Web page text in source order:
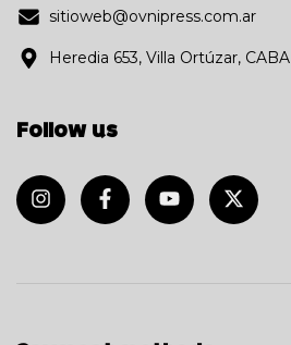
sitioweb@ovnipress.com.ar
Heredia 653, Villa Ortúzar, CABA
Follow us